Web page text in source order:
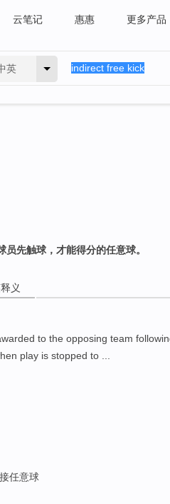
云笔记 惠惠 更多产品
英
先触球，才能得分的任意球。
义
to the opposing team
play is stopped to ...
任意球